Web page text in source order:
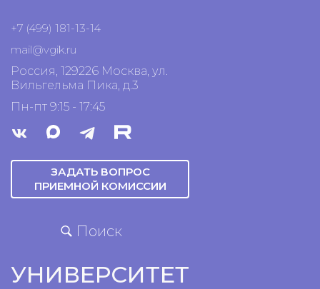
+7 (499) 181-13-14
mail@vgik.ru
Россия, 129226 Москва, ул.
Вильгельма Пика, д.3
Пн-пт 9:15 - 17:45
ЗАДАТЬ ВОПРОС
ПРИЕМНОЙ КОМИССИИ
Поиск
УНИВЕРСИТЕТ